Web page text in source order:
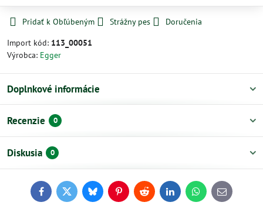
Pridať k Obľúbeným Strážny pes
Doručenia
Import kód: 113_00051
Výrobca: Egger
Doplnkové informácie
Recenzie 0
Diskusia 0
FacebookTwitterBlueskyPinterestReddit LinkedInWhatsApp
E-
mail